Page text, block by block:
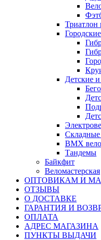
Триатлон
Детские
BMX
Тандемы
Байкфит
Веломастерская
ОПТОВИКАМ И
ОТЗЫВЫ
О ДОСТАВКЕ
ГАРАНТИЯ И
ОПЛАТА
АДРЕС МАГАЗИНА
ПУНКТЫ ВЫДАЧИ